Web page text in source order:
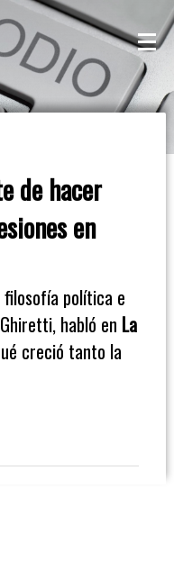
de hacer
en
política e
habló en La
creció tanto la